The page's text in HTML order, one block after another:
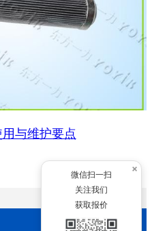
与维护要点
×
微信扫一扫
关注我们
获取报价